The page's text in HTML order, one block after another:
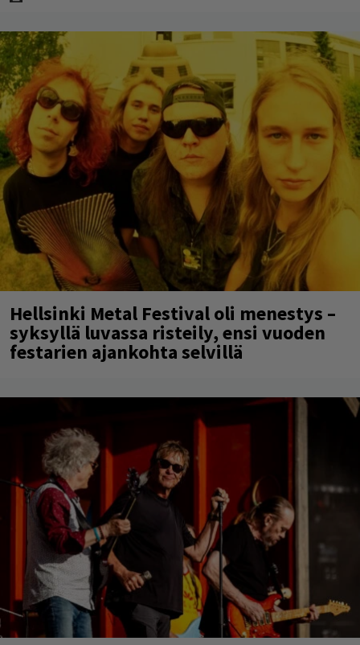
Hellsinki Metal Festival oli menestys –
syksyllä luvassa risteily, ensi vuoden
festarien ajankohta selvillä